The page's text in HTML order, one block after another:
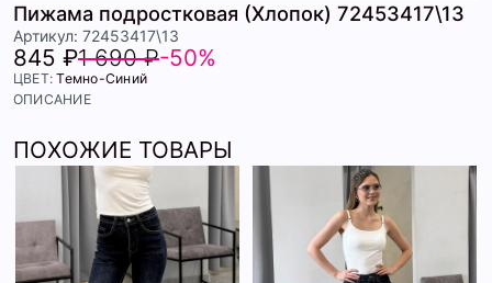
Пижама подростковая (Хлопок) 72453417\13
Артикул: 72453417\13
845 ₽1 690 ₽-50%
ЦВЕТ:Темно-Синий
ОПИСАНИЕ
ПОХОЖИЕ ТОВАРЫ